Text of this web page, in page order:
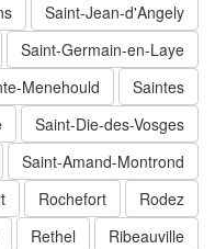
Saint-Jean-d'Angely
Saint-Germain-en-Laye
Saintes
Menehould
Saint-Die-des-Vosges
Saint-Amand-Montrond
Rodez
Rochefort
Ribeauville
Rethel